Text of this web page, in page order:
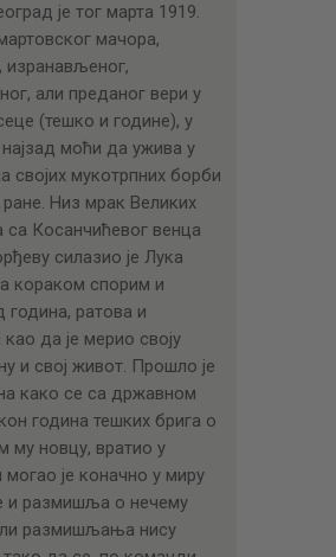
је тог марта 1919.
мачора,
изранављеног,
али преданог вери у
(тешко и године), у
најзад моћи да ужива у
својих мукотрпних борби
Низ мрак Великих
са Косанчићевог венца
силазио је Лука
кораком спорим и
година, ратова и
као да је мерио своју
и свој живот. Прошло је
како се са државном
година тешких брига о
му новцу, вратио у
је коначно у миру
и размишља о нечему
размишљања нису